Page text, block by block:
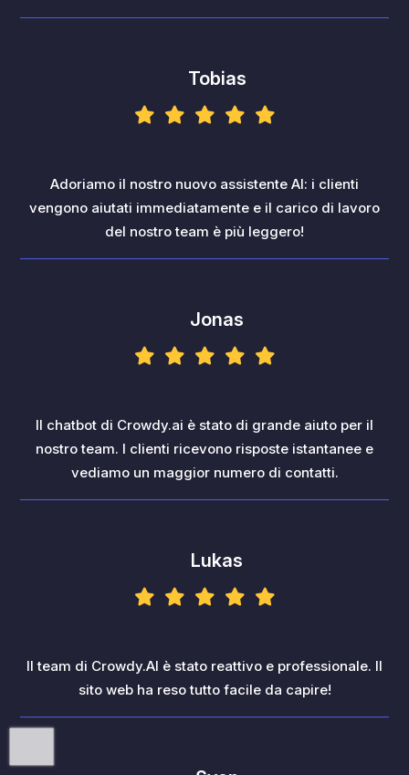
Tobias
Adoriamo il nostro nuovo assistente AI: i clienti
vengono aiutati immediatamente e il carico di lavoro
del nostro team è più leggero!
Jonas
Il chatbot di Crowdy.ai è stato di grande aiuto per il
nostro team. I clienti ricevono risposte istantanee e
vediamo un maggior numero di contatti.
Lukas
Il team di Crowdy.AI è stato reattivo e professionale. Il
sito web ha reso tutto facile da capire!